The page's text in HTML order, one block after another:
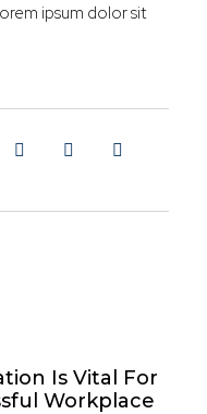
ipsum dolor sit
Is Vital For
Workplace